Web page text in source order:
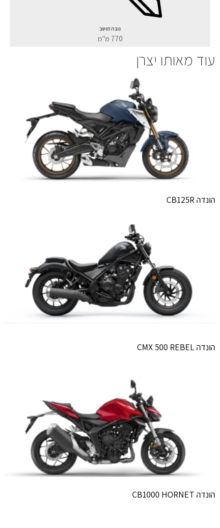
גובה מושב
770 מ"מ
עוד מאותו יצרן
הונדה CB125R
הונדה CMX 500 REBEL
הונדה CB1000 HORNET